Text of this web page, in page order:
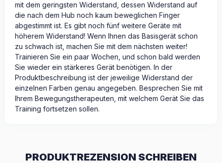
mit dem geringsten Widerstand, dessen Widerstand auf
die nach dem Hub noch kaum beweglichen Finger
abgestimmt ist. Es gibt noch fünf weitere Geräte mit
höherem Widerstand! Wenn Ihnen das Basisgerät schon
zu schwach ist, machen Sie mit dem nächsten weiter!
Trainieren Sie ein paar Wochen, und schon bald werden
Sie wieder ein stärkeres Gerät benötigen. In der
Produktbeschreibung ist der jeweilige Widerstand der
einzelnen Farben genau angegeben. Besprechen Sie mit
Ihrem Bewegungstherapeuten, mit welchem Gerät Sie das
Training fortsetzen sollen.
PRODUKTREZENSION SCHREIBEN